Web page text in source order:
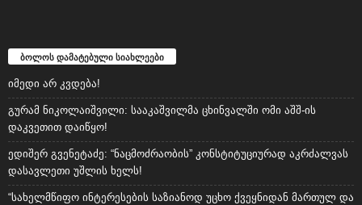
ბოლოს დამატებული სიახლეები
იმედი არ კვდება!
გურამ ნიკოლაიშვილი: სააკაშვილმა ცხინვალში ომი აშშ-ის
დაკვეთით დაიწყო!
ედიშერ გვენეტაძე: “ნაცმოძრაობის” კონსტიტუციურად აკრძალვას
დასავლეთი უშლის ხელს!
“სახელმწიფო ინტერესების საზიანოდ უცხო ქვეყნიდან მართულ და